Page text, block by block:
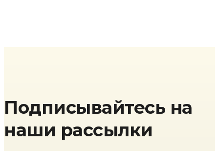
Подписывайтесь на
наши рассылки